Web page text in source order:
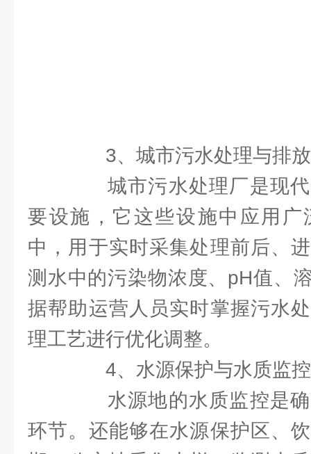
3、城市污水处理与排
城市污水处理厂是现代
要设施，它这些设施中应用广
中，用于实时采集处理前后、
测水中的污染物浓度、pH值、
据帮助运营人员实时掌握污水
理工艺进行优化调整。
4、水源保护与水质监控
水源地的水质监控是确
环节。还能够在水源保护区、